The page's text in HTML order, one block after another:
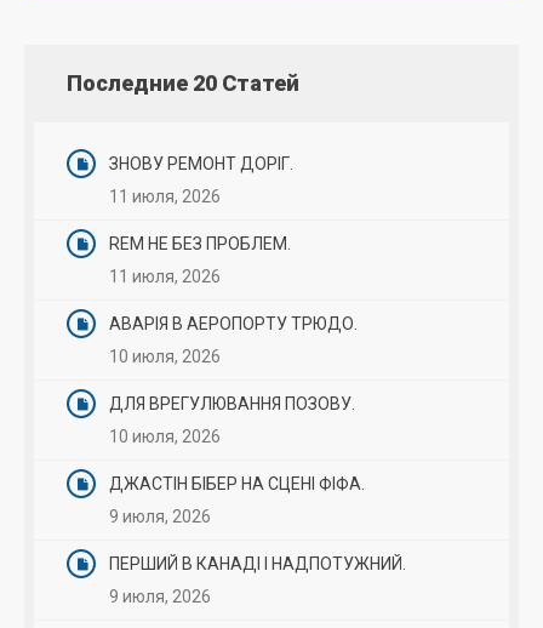
Последние 20 Статей
ЗНОВУ РЕМОНТ ДОРІГ.
11 июля, 2026
REM НЕ БЕЗ ПРОБЛЕМ.
11 июля, 2026
АВАРІЯ В АЕРОПОРТУ ТРЮДО.
10 июля, 2026
ДЛЯ ВРЕГУЛЮВАННЯ ПОЗОВУ.
10 июля, 2026
ДЖАСТІН БІБЕР НА СЦЕНІ ФІФА.
9 июля, 2026
ПЕРШИЙ В КАНАДІ І НАДПОТУЖНИЙ.
9 июля, 2026